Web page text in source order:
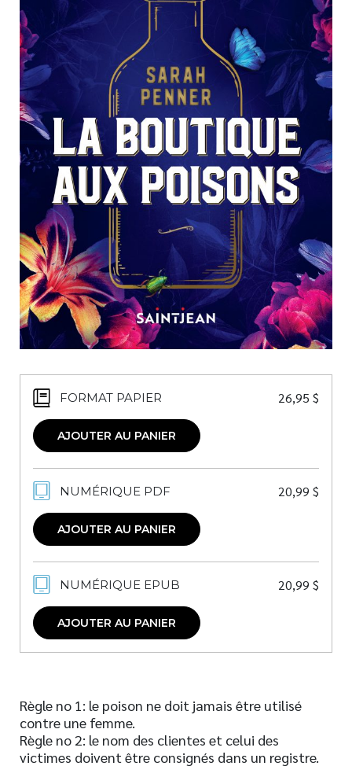
Nouveautés
Numérique
Livres audio
Meilleurs vendeurs
Page vedette
AUTEURS
À PROPOS
CONTACT
FORMAT PAPIER 26,95 $
AJOUTER AU PANIER
NUMÉRIQUE PDF 20,99 $
AJOUTER AU PANIER
NUMÉRIQUE EPUB 20,99 $
AJOUTER AU PANIER
Règle no 1: le poison ne doit jamais être utilisé
contre une femme.
Règle no 2: le nom des clientes et celui des
victimes doivent être consignés dans un registre.